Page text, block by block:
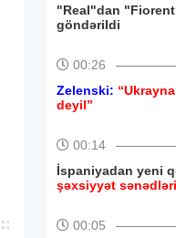
"Real"dan
göndərildi
00:26
Zelenski:
deyil”
00:14
İspaniyadan yeni
şəxsiyyət
00:05